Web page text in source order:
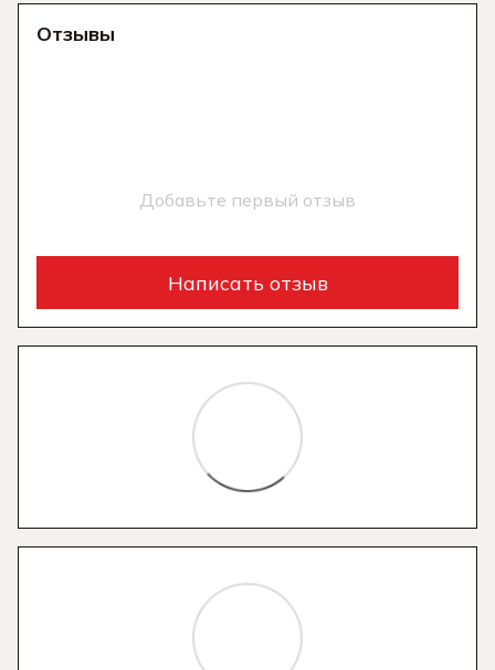
Отзывы
Добавьте первый отзыв
Написать отзыв